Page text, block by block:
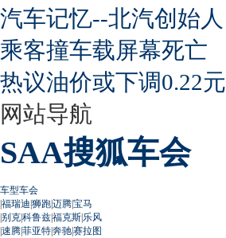
汽车记忆--北汽创始人
乘客撞车载屏幕死亡
热议油价或下调0.22元
网站导航
SAA搜狐车会
车型车会
|福瑞迪|狮跑|迈腾|宝马
|别克|科鲁兹|福克斯|乐风
|速腾|菲亚特|奔驰|赛拉图